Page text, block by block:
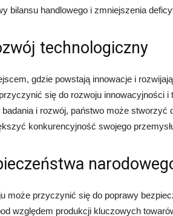
bilansu handlowego i zmniejszenia
technologiczny
gdzie powstają innowacje i
się do rozwoju innowacyjności i
i rozwój, państwo może stworzyć
konkurencyjność swojego
może przyczynić się do poprawy
względem produkcji kluczowych